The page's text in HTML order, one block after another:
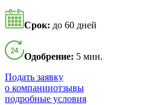
Срок: до 60 дней
Одобрение: 5 мин.
Подать заявку
о компанииотзывы
подробные условия